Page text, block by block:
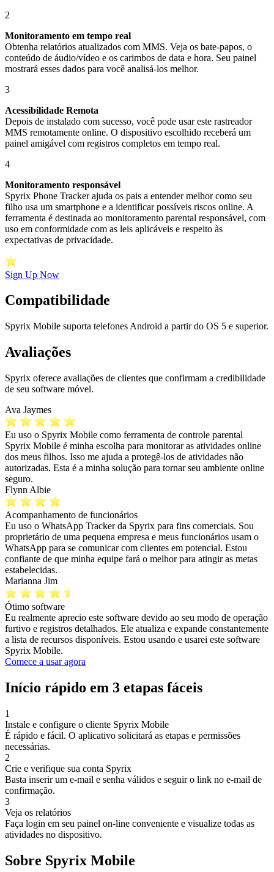
2
Monitoramento em tempo real
Obtenha relatórios atualizados com MMS. Veja os bate-papos, o
conteúdo de áudio/vídeo e os carimbos de data e hora. Seu painel
mostrará esses dados para você analisá-los melhor.
3
Acessibilidade Remota
Depois de instalado com sucesso, você pode usar este rastreador
MMS remotamente online. O dispositivo escolhido receberá um
painel amigável com registros completos em tempo real.
4
Monitoramento responsável
Spyrix Phone Tracker ajuda os pais a entender melhor como seu
filho usa um smartphone e a identificar possíveis riscos online. A
ferramenta é destinada ao monitoramento parental responsável, com
uso em conformidade com as leis aplicáveis e respeito às
expectativas de privacidade.
Sign Up Now
Compatibilidade
Spyrix Mobile suporta telefones Android a partir do OS 5 e superior.
Avaliações
Spyrix oferece avaliações de clientes que confirmam a credibilidade
de seu software móvel.
Ava Jaymes
Eu uso o Spyrix Mobile como ferramenta de controle parental
Spyrix Mobile é minha escolha para monitorar as atividades online
dos meus filhos. Isso me ajuda a protegê-los de atividades não
autorizadas. Esta é a minha solução para tornar seu ambiente online
seguro.
Flynn Albie
Acompanhamento de funcionários
Eu uso o WhatsApp Tracker da Spyrix para fins comerciais. Sou
proprietário de uma pequena empresa e meus funcionários usam o
WhatsApp para se comunicar com clientes em potencial. Estou
confiante de que minha equipe fará o melhor para atingir as metas
estabelecidas.
Marianna Jim
Ótimo software
Eu realmente aprecio este software devido ao seu modo de operação
furtivo e registros detalhados. Ele atualiza e expande constantemente
a lista de recursos disponíveis. Estou usando e usarei este software
Spyrix Mobile.
Comece a usar agora
Início rápido em 3 etapas fáceis
1
Instale e configure o cliente Spyrix Mobile
É rápido e fácil. O aplicativo solicitará as etapas e permissões
necessárias.
2
Crie e verifique sua conta Spyrix
Basta inserir um e-mail e senha válidos e seguir o link no e-mail de
confirmação.
3
Veja os relatórios
Faça login em seu painel on-line conveniente e visualize todas as
atividades no dispositivo.
Sobre Spyrix Mobile